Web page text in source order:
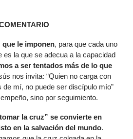
que le imponen, para que cada uno
es la que se adecua a la capacidad
a ser tentados más de lo que
nos invita: “Quien no carga con
mí, no puede ser discípulo mío”
sino por seguimiento.
la cruz” se convierte en
en la salvación del mundo.